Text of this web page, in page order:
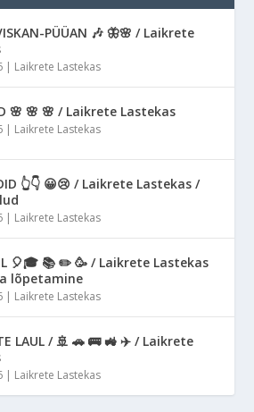
PÜÜAN 🎶 🦋🌸 / Laikrete
| Laikrete Lastekas
🌸 🌸 🌸 / Laikrete Lastekas
| Laikrete Lastekas
👆👇 😀😢 / Laikrete Lastekas /
| Laikrete Lastekas
🎈🎓 📚 ✏️ 🥳 / Laikrete Lastekas
lõpetamine
| Laikrete Lastekas
LAUL / 🚢 🚗 🚌 🚜 ✈️ / Laikrete
| Laikrete Lastekas